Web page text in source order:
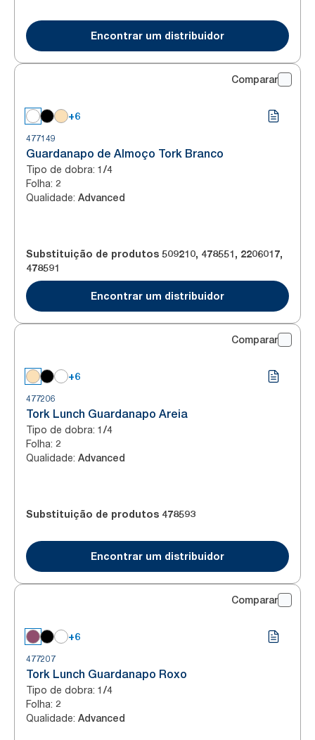
Encontrar um distribuidor
Comparar
+6
477149
Guardanapo de Almoço Tork Branco
Tipo de dobra: 1/4
Folha: 2
Qualidade: Advanced
Substituição de produtos 509210, 478551, 2206017,
478591
Encontrar um distribuidor
Comparar
+6
477206
Tork Lunch Guardanapo Areia
Tipo de dobra: 1/4
Folha: 2
Qualidade: Advanced
Substituição de produtos 478593
Encontrar um distribuidor
Comparar
+6
477207
Tork Lunch Guardanapo Roxo
Tipo de dobra: 1/4
Folha: 2
Qualidade: Advanced